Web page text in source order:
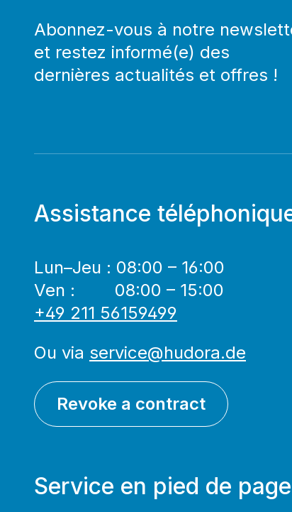
Abonnez-vous à notre
et restez informé(e) des
dernières actualités et offres !
Assistance
Lun–Jeu : 08:00 – 16:00
Ven : 08:00 – 15:00
+49 211 56159499
Ou via service@hudora.de
Revoke a contract
Service en pied de page